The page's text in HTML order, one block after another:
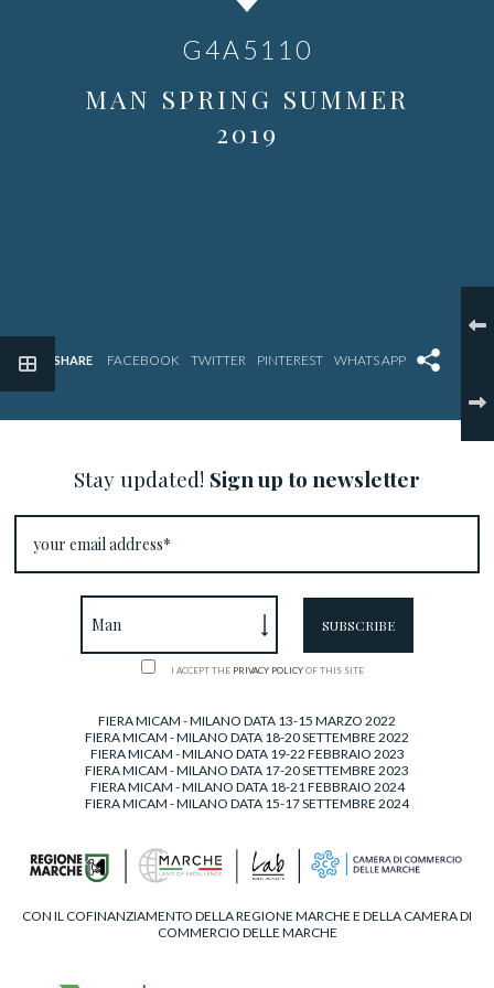
G4A5110
MAN SPRING SUMMER
2019
SHARE
Stay updated! Sign up to newsletter
I ACCEPT THE PRIVACY POLICY OF THIS SITE
FIERA MICAM - MILANO DATA 13-15 MARZO 2022
FIERA MICAM - MILANO DATA 18-20 SETTEMBRE 2022
FIERA MICAM - MILANO DATA 19-22 FEBBRAIO 2023
FIERA MICAM - MILANO DATA 17-20 SETTEMBRE 2023
FIERA MICAM - MILANO DATA 18-21 FEBBRAIO 2024
FIERA MICAM - MILANO DATA 15-17 SETTEMBRE 2024
CON IL COFINANZIAMENTO DELLA REGIONE MARCHE E DELLA CAMERA DI
COMMERCIO DELLE MARCHE